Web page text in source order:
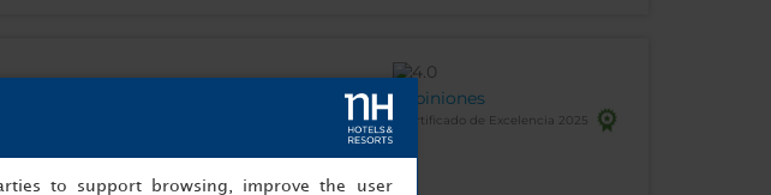
Numancia, 74, 08029, Barcelona - España
kmGothic Quarter
Opiniones
Certificado de Excelencia 2025
to support browsing, improve the user